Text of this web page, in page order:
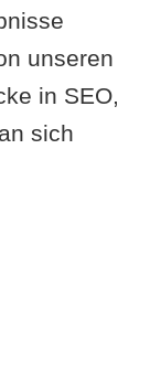
unseren
in SEO,
sich